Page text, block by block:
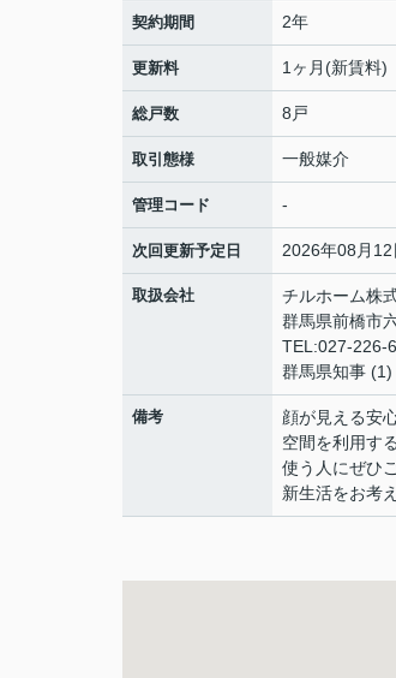
契約期間 2年
更新料 1ヶ月(新賃料)
総戸数 8戸
取引態様 一般媒介
管理コード -
次回更新予定日 2026年08月12
取扱会社
チルホーム株
群馬県前橋市
TEL:027-226-
群馬県知事
備考
顔が見える安
空間を利用す
使う人にぜひ
新生活をお考